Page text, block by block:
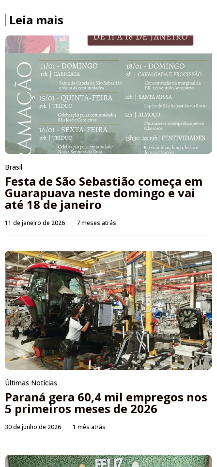
Leia mais
Brasil
Festa de São Sebastião começa em
Guarapuava neste domingo e vai
até 18 de janeiro
11 de janeiro de 2026 7 meses atrás
Últimas Notícias
Paraná gera 60,4 mil empregos nos
5 primeiros meses de 2026
30 de junho de 2026 1 mês atrás